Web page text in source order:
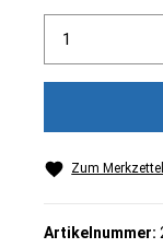
Produkt
Zum
Artikelnummer: